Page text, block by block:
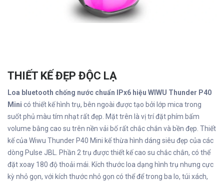
THIẾT KẾ ĐẸP ĐỘC LẠ
Loa bluetooth chống nước chuẩn IPx6 hiệu WIWU Thunder P40
Mini có thiết kế hình trụ, bên ngoài được tạo bởi lớp mica trong
suốt phủ màu tím nhạt rất đẹp. Mặt trên là vị trí đặt phím bấm
volume bằng cao su trên nền vải bố rất chắc chắn và bền đẹp. Thiết
kế của Wiwu Thunder P40 Mini kế thừa hình dáng siêu đẹp của các
dòng Pulse JBL. Phần 2 trụ được thiết kế cao su chắc chắn, có thể
đặt xoay 180 độ thoải mái. Kích thước loa dạng hình trụ nhưng cực
kỳ nhỏ gọn, với kích thước nhỏ gọn có thể để trong ba lo, túi xách,